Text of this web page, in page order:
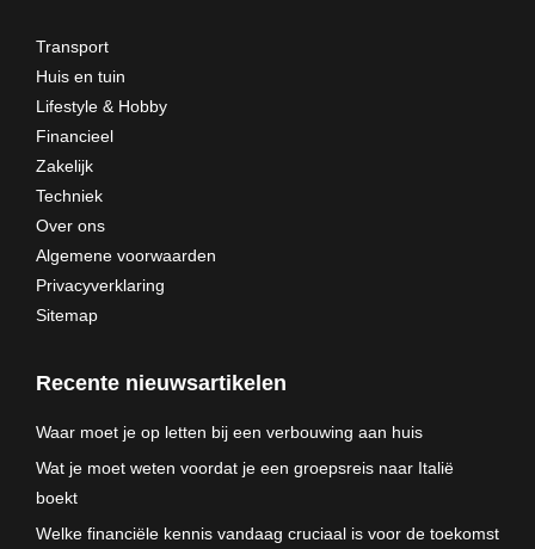
Transport
Huis en tuin
Lifestyle & Hobby
Financieel
Zakelijk
Techniek
Over ons
Algemene voorwaarden
Privacyverklaring
Sitemap
Recente nieuwsartikelen
Waar moet je op letten bij een verbouwing aan huis
Wat je moet weten voordat je een groepsreis naar Italië
boekt
Welke financiële kennis vandaag cruciaal is voor de toekomst